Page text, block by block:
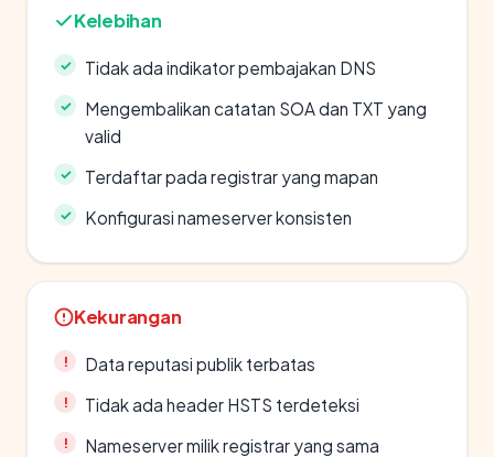
Kelebihan
Tidak ada indikator pembajakan DNS
Mengembalikan catatan SOA dan TXT yang
valid
Terdaftar pada registrar yang mapan
Konfigurasi nameserver konsisten
Kekurangan
Data reputasi publik terbatas
Tidak ada header HSTS terdeteksi
Nameserver milik registrar yang sama